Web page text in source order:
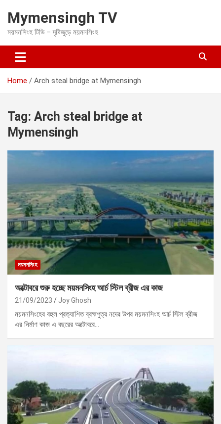
t
c
Mymensingh TV
ময়মনসিংহ টিভি – দৃষ্টিজুড়ে ময়মনসিংহ
Home Arch steal bridge at Mymensingh
Tag: Arch steal bridge at
Mymensingh
ময়মনসিংহ
অক্টোবরে শুরু হচ্ছে ময়মনসিংহ আর্চ স্টিল ব্রীজ এর কাজ
21/09/2023 Joy Ghosh
ময়মনসিংহের বহুল প্রত্যাশিত ব্রহ্মপুত্র নদের উপর ময়মনসিংহ আর্চ স্টিল ব্রীজ
এর নির্মাণ কাজ এ বছরের অক্টোবরে…